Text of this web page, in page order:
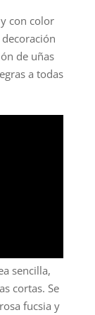
con color
de uñas
a todas
sencilla,
cortas. Se
fucsia y